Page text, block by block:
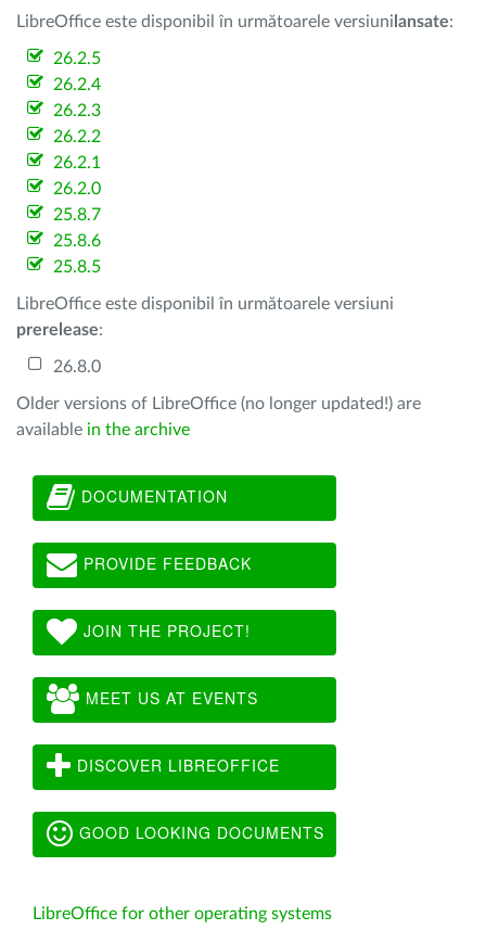
LibreOffice este disponibil în următoarele versiuni lansate:
26.2.5
26.2.4
26.2.3
26.2.2
26.2.1
26.2.0
25.8.7
25.8.6
25.8.5
LibreOffice este disponibil în următoarele versiuni
prerelease:
26.8.0
Older versions of LibreOffice (no longer updated!) are
available in the archive
DOCUMENTATION
PROVIDE FEEDBACK
JOIN THE PROJECT!
MEET US AT EVENTS
DISCOVER LIBREOFFICE
GOOD LOOKING DOCUMENTS
LibreOffice for other operating systems